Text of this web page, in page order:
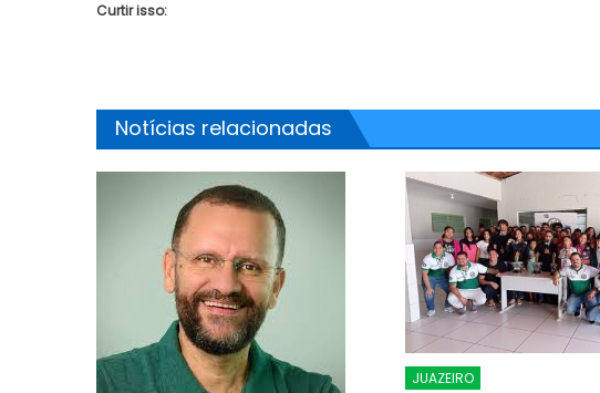
Curtir isso:
Notícias relacionadas
JUAZEIRO
esvaziado na cidade e reacende
uma crise econômica
estadual estão aptos
concorrem às eleições.
TCU